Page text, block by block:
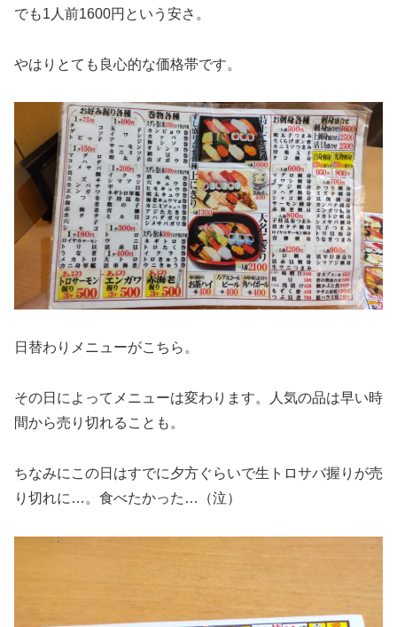
でも1人前1600円という安さ。
やはりとても良心的な価格帯です。
日替わりメニューがこちら。
その日によってメニューは変わります。人気の品は早い時
間から売り切れることも。
ちなみにこの日はすでに夕方ぐらいで生トロサバ握りが売
り切れに…。食べたかった…（泣）